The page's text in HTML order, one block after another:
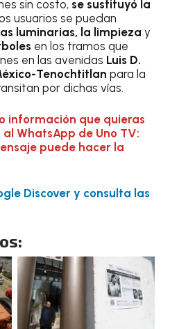
sin costo, se sustituyó la
usuarios se puedan
luminarias, la limpiezay
en los tramos que
en las avenidas Luis D.
Tenochtitlan para la
por dichas vías.
información que quieras
WhatsApp de Uno TV:
puede hacer la
Discover y consulta las